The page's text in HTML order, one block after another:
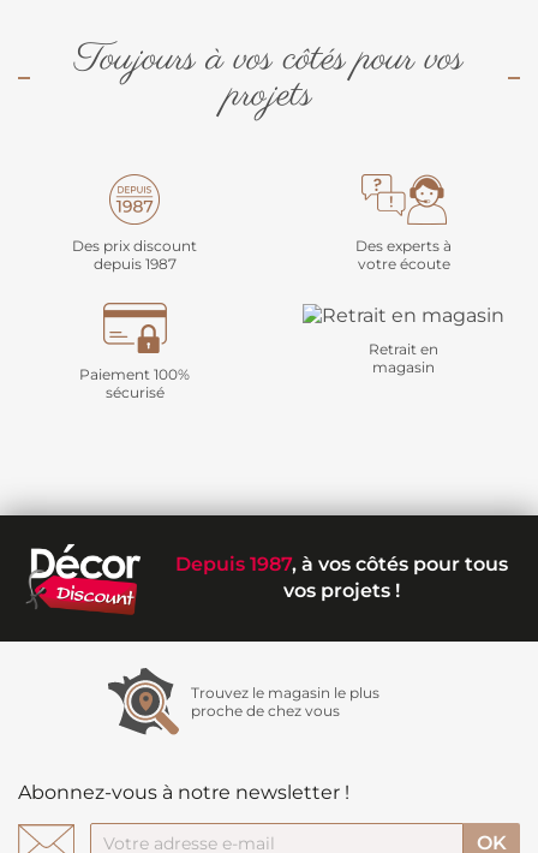
Toujours à vos côtés pour vos
projets
Des prix discount
depuis 1987
Des experts à
votre écoute
Paiement 100%
sécurisé
Retrait en
magasin
Depuis 1987, à vos côtés pour tous
vos projets !
Trouvez le magasin le plus
proche de chez vous
Abonnez-vous à notre newsletter !